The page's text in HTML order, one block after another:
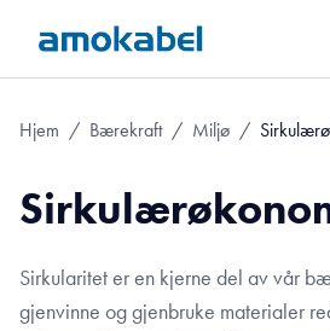
Hjem / Bærekraft / Miljø /
Sirkularitet er en kjerne del av vår
gjenvinne og gjenbruke materialer